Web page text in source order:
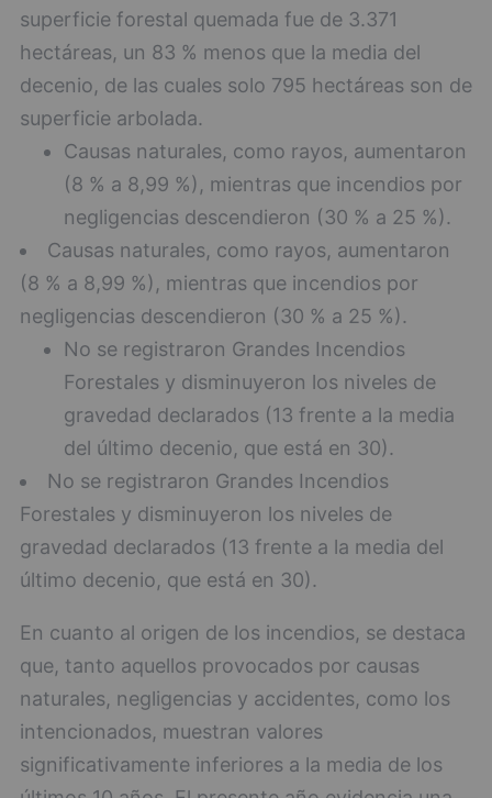
superficie forestal quemada fue de 3.371
hectáreas, un 83 % menos que la media del
decenio, de las cuales solo 795 hectáreas son de
superficie arbolada.
Causas naturales, como rayos, aumentaron
(8 % a 8,99 %), mientras que incendios por
negligencias descendieron (30 % a 25 %).
Causas naturales, como rayos, aumentaron
(8 % a 8,99 %), mientras que incendios por
negligencias descendieron (30 % a 25 %).
No se registraron Grandes Incendios
Forestales y disminuyeron los niveles de
gravedad declarados (13 frente a la media
del último decenio, que está en 30).
No se registraron Grandes Incendios
Forestales y disminuyeron los niveles de
gravedad declarados (13 frente a la media del
último decenio, que está en 30).
En cuanto al origen de los incendios, se destaca
que, tanto aquellos provocados por causas
naturales, negligencias y accidentes, como los
intencionados, muestran valores
significativamente inferiores a la media de los